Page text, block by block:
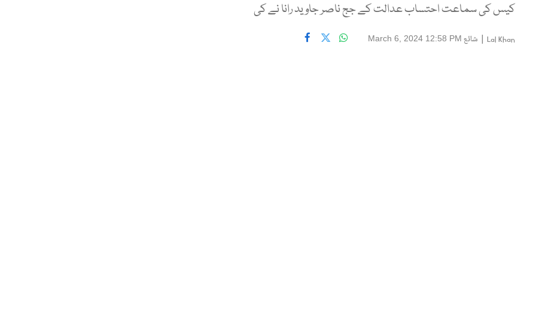
کیس کی سماعت احتساب عدالت کے جج ناصر جاوید رانا نے کی
Lal Khan
| شائع March 6, 2024 12:58 PM